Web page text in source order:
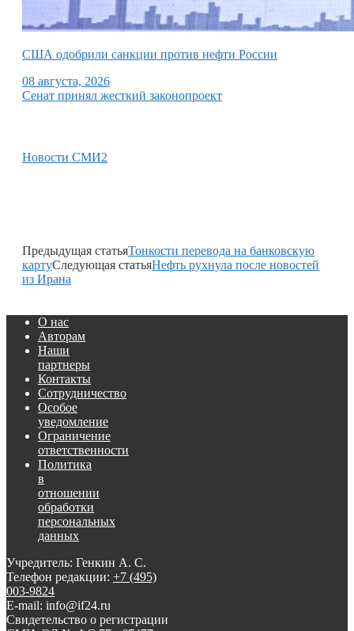
США одобрили санкции против нефти России
08 августа, 2026
Сенат принял жесткий законопроект
Новости СМИ2
Предыдущая статьяТонкости перевода на банковскую
картуСледующая статьяНефть рухнула после новостей
из Ирана
О нас
Авторам
Наши
партнеры
Контакты
Сотрудничество
Особое
уведомление
Ограничение
ответственности
Политика
в
отношении
обработки
персональных
данных
Учредитель: Генкин А. С.
Телефон редакции: +7 (495)
003-9824
E-mail: info@if24.ru
Свидетельство о регистрации